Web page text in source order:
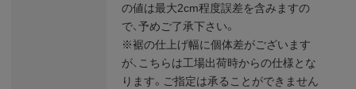
の値は最大2cm程度誤差を含みますの
で、予めご了承下さい。
※裾の仕上げ幅に個体差がございます
が、こちらは工場出荷時からの仕様とな
ります。ご指定は承ることができません